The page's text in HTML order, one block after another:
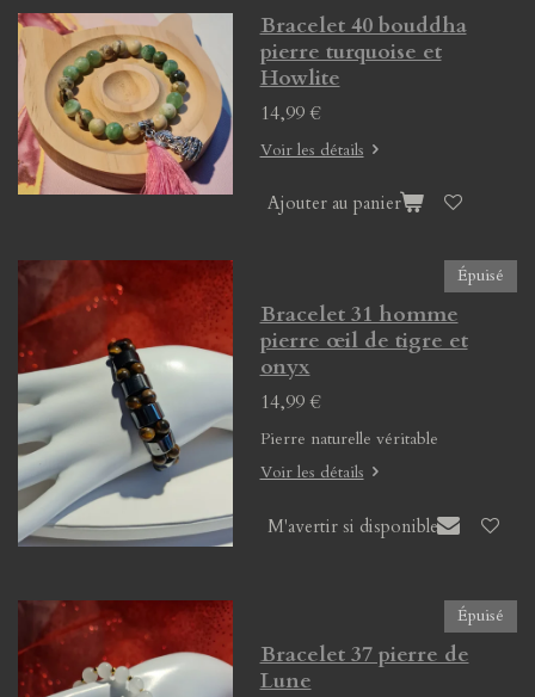
Bracelet 40 bouddha
pierre turquoise et
Howlite
14,99 €
Voir les détails
Ajouter au panier
Épuisé
Bracelet 31 homme
pierre œil de tigre et
onyx
14,99 €
Pierre naturelle véritable
Voir les détails
M'avertir si disponible
Épuisé
Bracelet 37 pierre de
Lune